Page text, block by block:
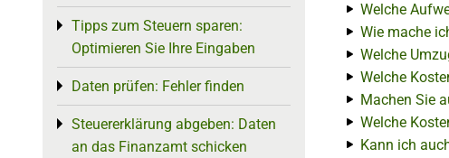
Welche
Wie mache
Welche
Welche
Machen Sie
Welche
Kann ich
Tipps zum Steuern sparen:
Optimieren Sie Ihre Eingaben
Toggle menu
Daten prüfen: Fehler finden
Toggle menu
Steuererklärung abgeben: Daten
an das Finanzamt schicken
Toggle menu